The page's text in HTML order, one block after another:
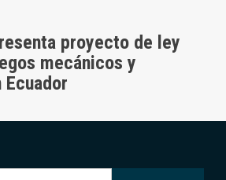
proyecto de ley
mecánicos y